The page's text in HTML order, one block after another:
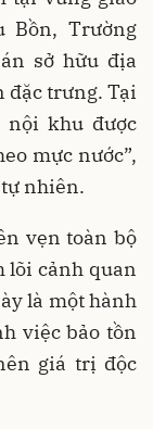
Bồn, Trường
sở hữu địa
đặc trưng. Tại
nội khu được
mực nước”,
nhiên.
vẹn toàn bộ
lõi cảnh quan
là một hành
việc bảo tồn
giá trị độc